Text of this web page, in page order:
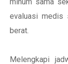
evaluasi medis
berat.
Melengkapi